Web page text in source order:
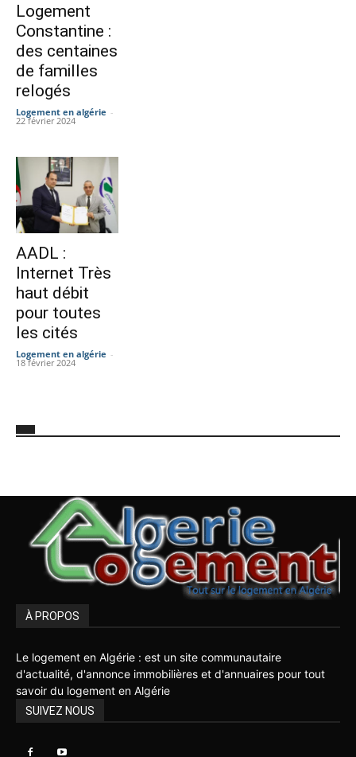
Logement
Constantine :
des centaines
de familles
relogés
Logement en algérie -
22 février 2024
AADL :
Internet Très
haut débit
pour toutes
les cités
Logement en algérie -
18 février 2024
À PROPOS
Le logement en Algérie : est un site communautaire
d'actualité, d'annonce immobilières et d'annuaires pour tout
savoir du logement en Algérie
SUIVEZ NOUS